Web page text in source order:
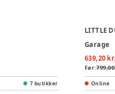
7 butikker
LITTLE
Garage
639,20 kr.
Før:
Online